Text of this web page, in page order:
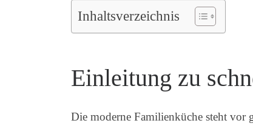
Inhaltsverzeichnis
Einleitung zu
Die moderne Familienkü­che steht vor